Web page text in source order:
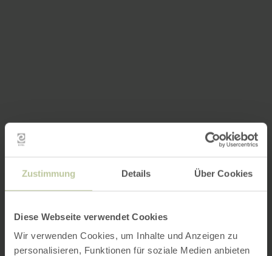
Zustimmung Details Über Cookies
Diese Webseite verwendet Cookies
Wir verwenden Cookies, um Inhalte und Anzeigen zu
personalisieren, Funktionen für soziale Medien anbieten